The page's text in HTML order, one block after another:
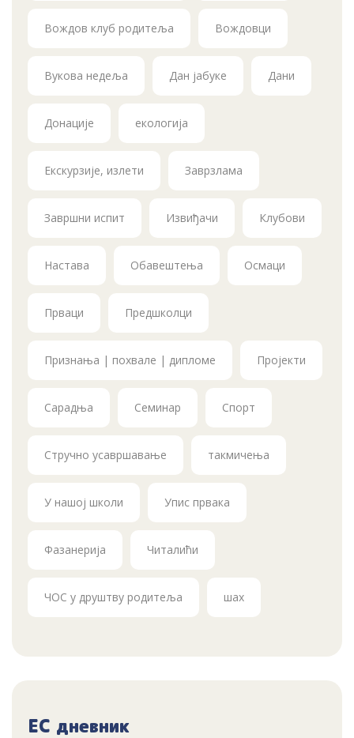
Вождов клуб родитеља Вождовци
Вукова недеља Дан јабуке Дани
Донације екологија
Екскурзије, излети Заврзлама
Завршни испит Извиђачи Клубови
Настава Обавештења Осмаци
Прваци Предшколци
Признања | похвале | дипломе Пројекти
Сарадња Семинар Спорт
Стручно усавршавање такмичења
У нашој школи Упис првака
Фазанерија Читалићи
ЧОС у друштву родитеља шах
ЕС дневник